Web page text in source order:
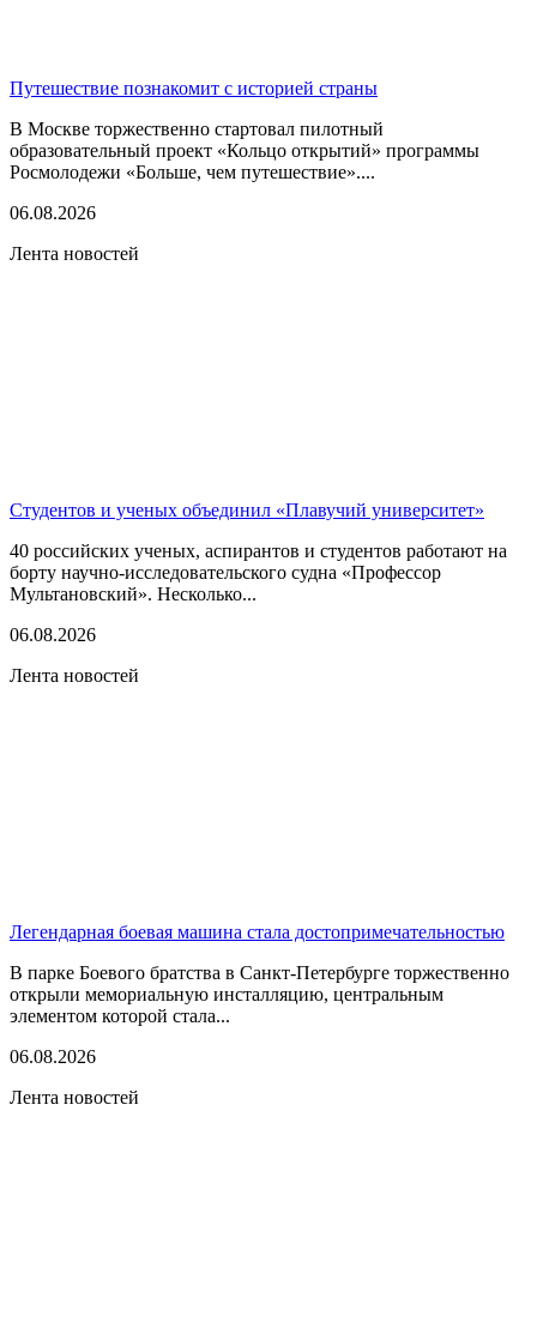
Путешествие познакомит с историей страны
В Москве торжественно стартовал пилотный
образовательный проект «Кольцо открытий» программы
Росмолодежи «Больше, чем путешествие»....
06.08.2026
Лента новостей
Студентов и ученых объединил «Плавучий университет»
40 российских ученых, аспирантов и студентов работают на
борту научно-исследовательского судна «Профессор
Мультановский». Несколько...
06.08.2026
Лента новостей
Легендарная боевая машина стала достопримечательностью
В парке Боевого братства в Санкт-Петербурге торжественно
открыли мемориальную инсталляцию, центральным
элементом которой стала...
06.08.2026
Лента новостей